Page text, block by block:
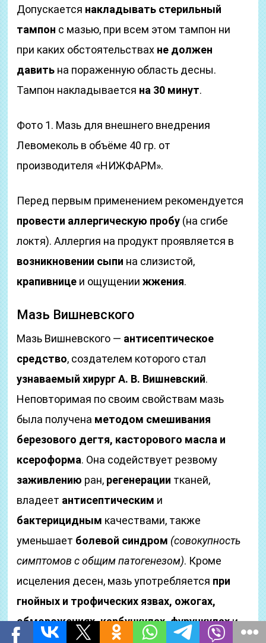
Допускается накладывать стерильный
тампон с мазью, при всем этом тампон ни
при каких обстоятельствах не должен
давить на пораженную область десны.
Тампон накладывается на 30 минут.
Фото 1. Мазь для внешнего внедрения
Левомеколь в объёме 40 гр. от
производителя «НИЖФАРМ».
Перед первым применением рекомендуется
провести аллергическую пробу (на сгибе
локтя). Аллергия на продукт проявляется в
возникновении сыпи на слизистой,
крапивнице и ощущениижжения.
Мазь Вишневского
Мазь Вишневского — антисептическое
средство, создателем которого стал
узнаваемый хирург А. В. Вишневский.
Неповторимая по своим свойствам мазь
была получена методом смешивания
березового дегтя, касторового масла и
ксероформа. Она содействует резвому
заживлению ран, регенерации тканей,
владеет антисептическим и
бактерицидным качествами, также
уменьшает болевой синдром (совокупность
симптомов с общим патогенезом). Кроме
исцеления десен, мазь употребляется при
гнойных и трофических язвах, ожогах,
обморожениях, карбункулах, фурункулахи